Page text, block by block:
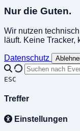
Nur die Guten.
Wir nutzen
läuft. Keine
Datenschutz
ESC
Treffer
Einstellungen